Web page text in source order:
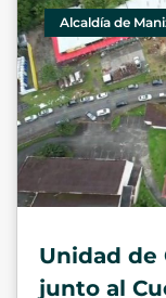
Alcaldía de
Unidad de
junto al